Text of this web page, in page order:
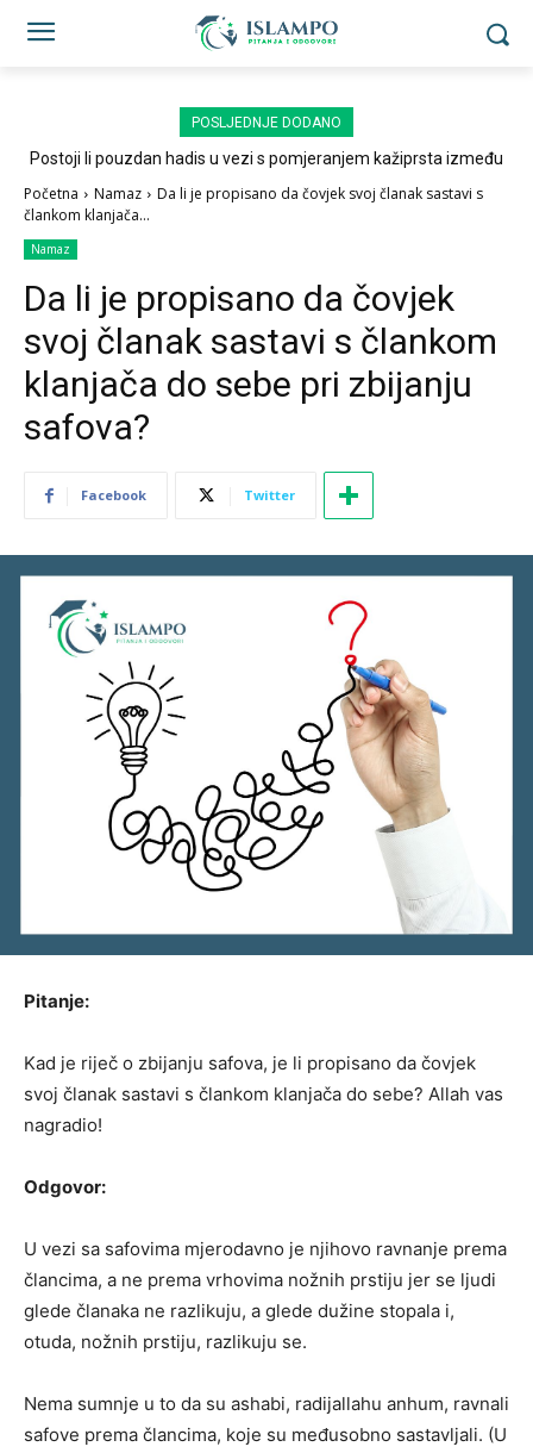
POSLJEDNJE DODANO
Postoji li pouzdan hadis u vezi s pomjeranjem kažiprsta između
Početna Namaz
Da li je propisano da čovjek svoj članak sastavi s
člankom klanjača...
Namaz
Da li je propisano da čovjek
svoj članak sastavi s člankom
klanjača do sebe pri zbijanju
safova?
Facebook Twitter
Pitanje:
Kad je riječ o zbijanju safova, je li propisano da čovjek
svoj članak sastavi s člankom klanjača do sebe? Allah vas
nagradio!
Odgovor:
U vezi sa safovima mjerodavno je njihovo ravnanje prema
člancima, a ne prema vrhovima nožnih prstiju jer se ljudi
glede članaka ne razlikuju, a glede dužine stopala i,
otuda, nožnih prstiju, razlikuju se.
Nema sumnje u to da su ashabi, radijallahu anhum, ravnali
safove prema člancima, koje su međusobno sastavljali. (U